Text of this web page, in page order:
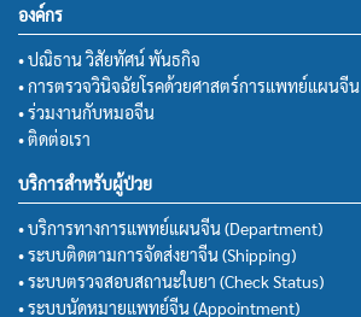
องค์กร
• ปณิธาน วิสัยทัศน์ พันธกิจ
• การตรวจวินิจฉัยโรคด้วยศาสตร์การแพทย์แผนจีน
• ร่วมงานกับหมอจีน
• ติดต่อเรา
บริการสำหรับผู้ป่วย
• บริการทางการแพทย์แผนจีน (Department)
• ระบบติดตามการจัดส่งยาจีน (Shipping)
• ระบบตรวจสอบสถานะใบยา (Check Status)
• ระบบนัดหมายแพทย์จีน (Appointment)